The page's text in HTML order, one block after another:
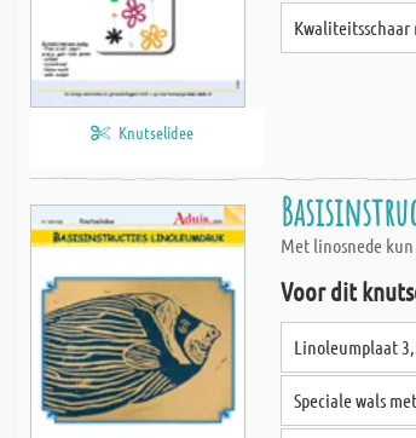
Knutselidee
Kwaliteitsschaar
Met linosnede
Voor dit
Linoleumplaat
Speciale wals